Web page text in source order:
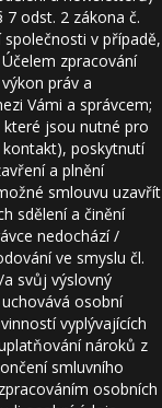
7 odst. 2 zákona č.
v případě,
zpracování
práv a
Vámi a správcem;
jsou nutné pro
poskytnutí
a plnění
smlouvu uzavřít
sdělení a činění
nedochází /
ve smyslu čl.
svůj výslovný
osobní
vyplývajících
nároků z
smluvního
osobních